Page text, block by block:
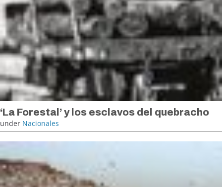
‘La Forestal’ y los esclavos del quebracho
under Nacionales